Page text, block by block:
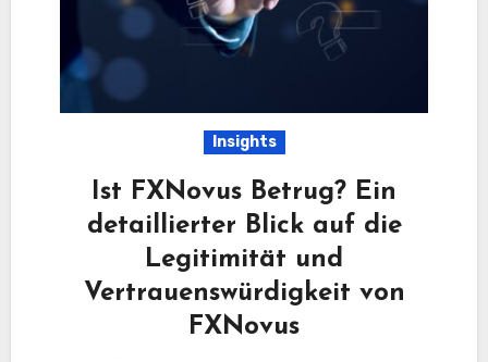
Insights
Ist FXNovus Betrug? Ein
detaillierter Blick auf die
Legitimität und
Vertrauenswürdigkeit von
FXNovus